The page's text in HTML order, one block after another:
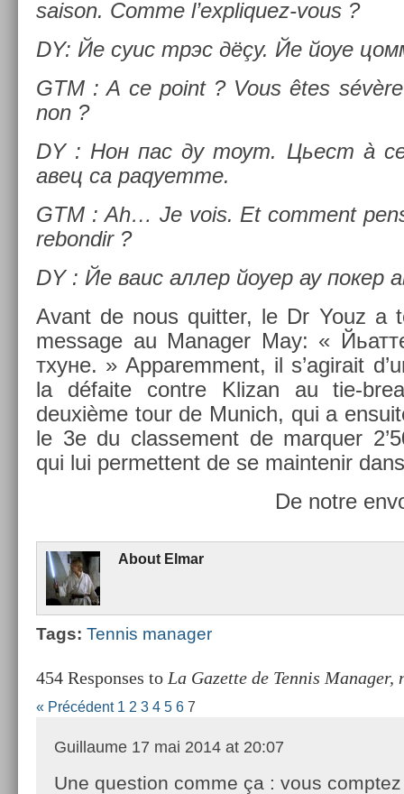
saison. Comme l’expliquez-vous ?
DY: Йе суис трэс дёçу. Йе йоуе
GTM : A ce point ? Vous êtes
non ?
DY : Нон пас ду тоут. Цьест à
авец са раqуетте.
GTM : Ah… Je vois. Et com­ment
re­bon­dir ?
DY : Йе ваис аллер йоуер ау покер
Avant de nous quitt­er, le Dr Youz a
mes­sage au Man­ag­er May: «
тхуне. » Ap­parem­ment, il s’agirait
la défaite con­tre Klizan au tie-
deuxième tour de Munich, qui a
le 3e du clas­se­ment de mar­qu­er
qui lui per­met­tent de se main­tenir
De notre
About Elmar
Tags: Ten­nis man­ag­er
454 Responses to La Gazette de Tennis Manager,
« Précédent 1 2 3 4 5 6 7
Guillaume 17 mai 2014 at 20:07
Une question comme ça : vous comptez